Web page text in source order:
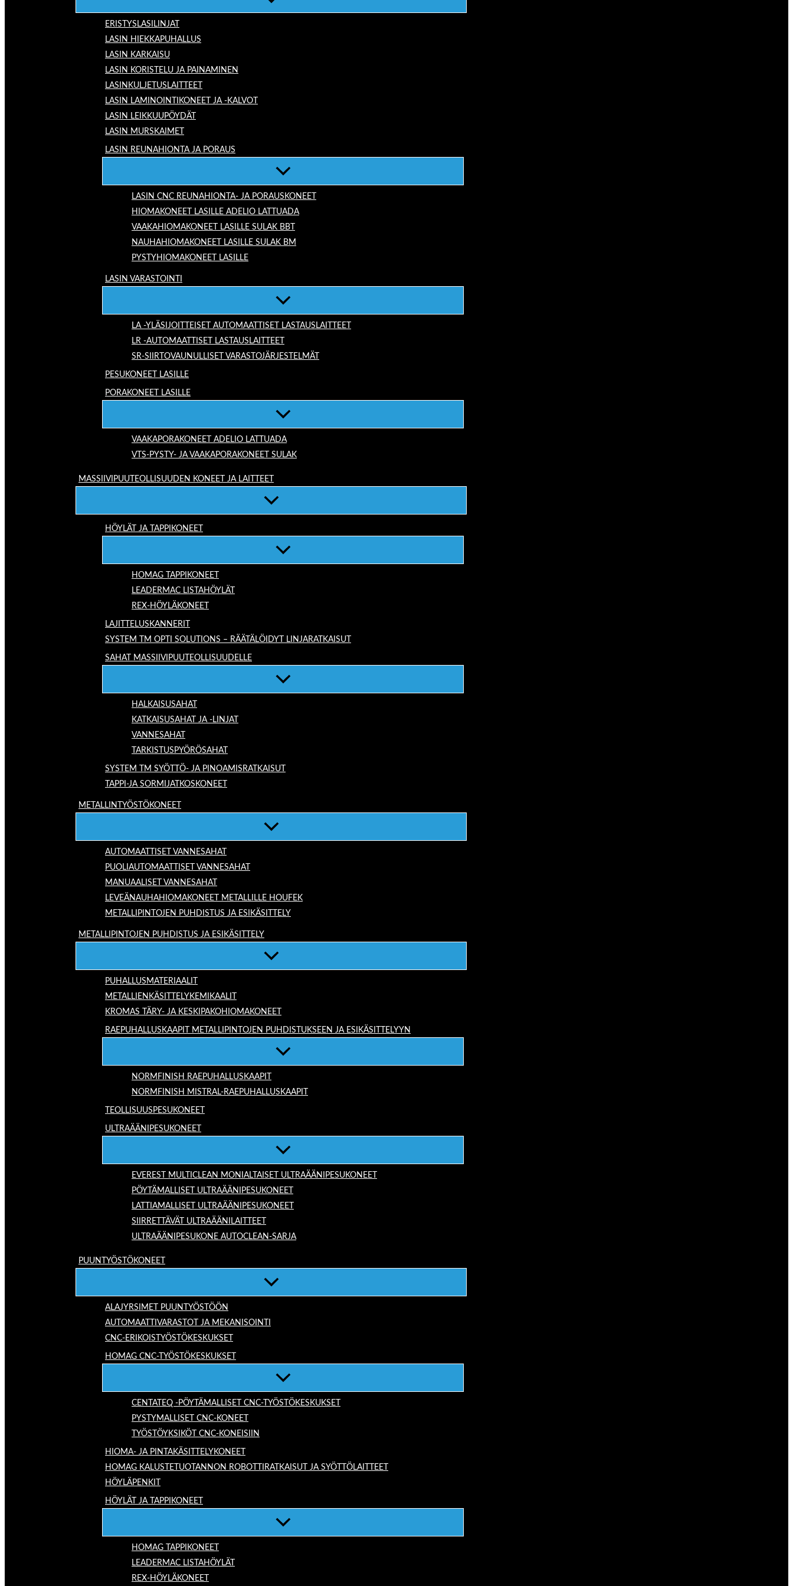
ERISTYSLASILINJAT
LASIN HIEKKAPUHALLUS
LASIN KARKAISU
LASIN KORISTELU JA PAINAMINEN
LASINKULJETUSLAITTEET
LASIN LAMINOINTIKONEET JA -KALVOT
LASIN LEIKKUUPÖYDÄT
LASIN MURSKAIMET
LASIN REUNAHIONTA JA PORAUS
LASIN CNC REUNAHIONTA- JA PORAUSKONEET
HIOMAKONEET LASILLE ADELIO LATTUADA
VAAKAHIOMAKONEET LASILLE SULAK BBT
NAUHAHIOMAKONEET LASILLE SULAK BM
PYSTYHIOMAKONEET LASILLE
LASIN VARASTOINTI
LA -YLÄSIJOITTEISET AUTOMAATTISET LASTAUSLAITTEET
LR -AUTOMAATTISET LASTAUSLAITTEET
SR-SIIRTOVAUNULLISET VARASTOJÄRJESTELMÄT
PESUKONEET LASILLE
PORAKONEET LASILLE
VAAKAPORAKONEET ADELIO LATTUADA
VTS-PYSTY- JA VAAKAPORAKONEET SULAK
MASSIIVIPUUTEOLLISUUDEN KONEET JA LAITTEET
HÖYLÄT JA TAPPIKONEET
HOMAG TAPPIKONEET
LEADERMAC LISTAHÖYLÄT
REX-HÖYLÄKONEET
LAJITTELUSKANNERIT
SYSTEM TM OPTI SOLUTIONS – RÄÄTÄLÖIDYT LINJARATKAISUT
SAHAT MASSIIVIPUUTEOLLISUUDELLE
HALKAISUSAHAT
KATKAISUSAHAT JA -LINJAT
VANNESAHAT
TARKISTUSPYÖRÖSAHAT
SYSTEM TM SYÖTTÖ- JA PINOAMISRATKAISUT
TAPPI-JA SORMIJATKOSKONEET
METALLINTYÖSTÖKONEET
AUTOMAATTISET VANNESAHAT
PUOLIAUTOMAATTISET VANNESAHAT
MANUAALISET VANNESAHAT
LEVEÄNAUHAHIOMAKONEET METALLILLE HOUFEK
METALLIPINTOJEN PUHDISTUS JA ESIKÄSITTELY
METALLIPINTOJEN PUHDISTUS JA ESIKÄSITTELY
PUHALLUSMATERIAALIT
METALLIENKÄSITTELYKEMIKAALIT
KROMAS TÄRY- JA KESKIPAKOHIOMAKONEET
RAEPUHALLUSKAAPIT METALLIPINTOJEN PUHDISTUKSEEN JA ESIKÄSITTELYYN
NORMFINISH RAEPUHALLUSKAAPIT
NORMFINISH MISTRAL-RAEPUHALLUSKAAPIT
TEOLLISUUSPESUKONEET
ULTRAÄÄNIPESUKONEET
EVEREST MULTICLEAN MONIALTAISET ULTRAÄÄNIPESUKONEET
PÖYTÄMALLISET ULTRAÄÄNIPESUKONEET
LATTIAMALLISET ULTRAÄÄNIPESUKONEET
SIIRRETTÄVÄT ULTRAÄÄNILAITTEET
ULTRAÄÄNIPESUKONE AUTOCLEAN-SARJA
PUUNTYÖSTÖKONEET
ALAJYRSIMET PUUNTYÖSTÖÖN
AUTOMAATTIVARASTOT JA MEKANISOINTI
CNC-ERIKOISTYÖSTÖKESKUKSET
HOMAG CNC-TYÖSTÖKESKUKSET
CENTATEQ -PÖYTÄMALLISET CNC-TYÖSTÖKESKUKSET
PYSTYMALLISET CNC-KONEET
TYÖSTÖYKSIKÖT CNC-KONEISIIN
HIOMA- JA PINTAKÄSITTELYKONEET
HOMAG KALUSTETUOTANNON ROBOTTIRATKAISUT JA SYÖTTÖLAITTEET
HÖYLÄPENKIT
HÖYLÄT JA TAPPIKONEET
HOMAG TAPPIKONEET
LEADERMAC LISTAHÖYLÄT
REX-HÖYLÄKONEET